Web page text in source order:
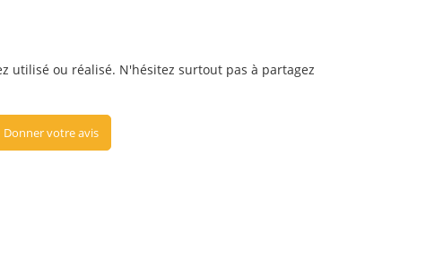
utilisé ou réalisé. N'hésitez surtout pas à partagez
Donner votre avis